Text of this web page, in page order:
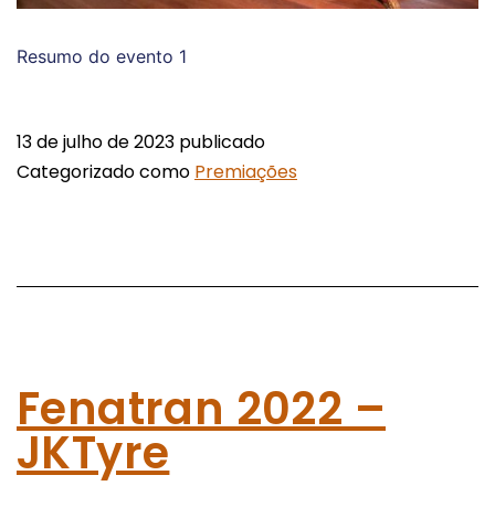
Resumo do evento 1
13 de julho de 2023 publicado
Categorizado como Premiações
Fenatran 2022 –
JKTyre